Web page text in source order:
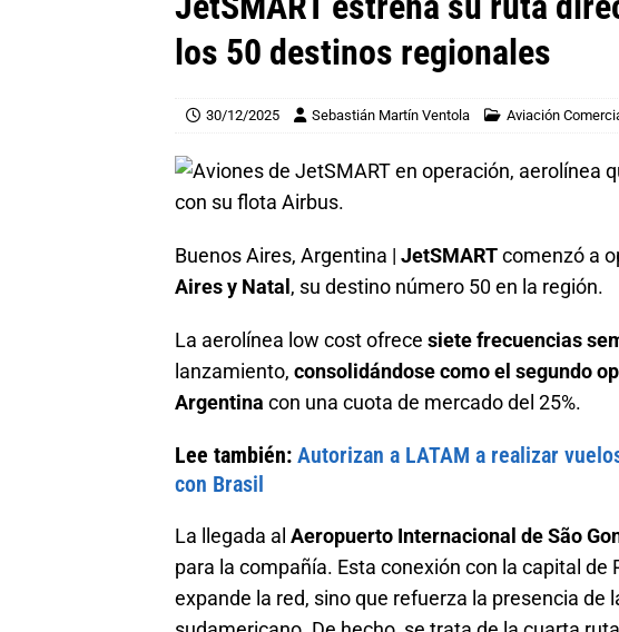
los 50 destinos regionales
30/12/2025 Sebastián Martín Ventola Aviación
Buenos Aires, Argentina | JetSMARTcomenzó a
Aires y Natal , su destino número 50 en la región.
La aerolínea low cost ofrece siete frecuencias
lanzamiento, consolidándose como el segundo
Argentina con una cuota de mercado del 25%.
Lee también: Autorizan a LATAM a realizar
con Brasil
La llegada al Aeropuerto Internacional de São
para la compañía. Esta conexión con la capital de
expande la red, sino que refuerza la presencia de